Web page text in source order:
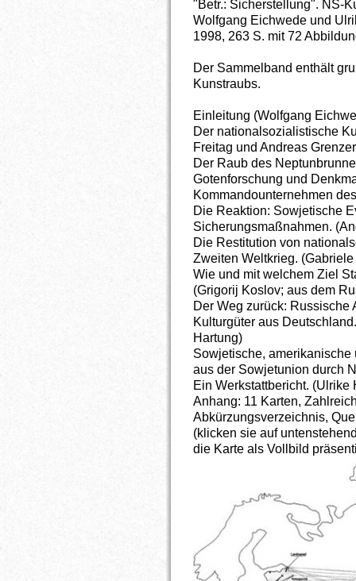
"Betr.: Sicherstellung". NS-
Wolfgang Eichwede und
1998, 263 S. mit 72
Der Sammelband enthält
Kunstraubs.
Einleitung (Wolfgang
Der nationalsozialistische
Freitag und Andreas
Der Raub des
Gotenforschung und
Kommandounternehmen
Die Reaktion: Sowjetische
Sicherungsmaßnahmen.
Die Restitution von
Zweiten Weltkrieg.
Wie und mit welchem Ziel
(Grigorij Koslov; aus dem
Der Weg zurück: Russische
Kulturgüter aus
Hartung)
Sowjetische,
aus der Sowjetunion durch
Ein Werkstattbericht. (Ulrike
Anhang: 11 Karten,
Abkürzungsverzeichnis,
(klicken sie auf
die Karte als Vollbild